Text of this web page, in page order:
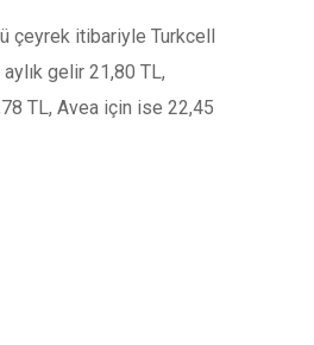
çeyrek itibariyle Turkcell
gelir 21,80 TL,
TL, Avea için ise 22,45